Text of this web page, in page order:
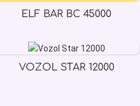
ELF BAR BC 45000
VOZOL STAR 12000